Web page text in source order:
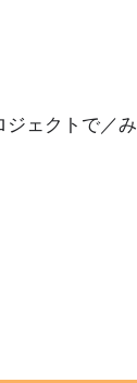
ェクトで／